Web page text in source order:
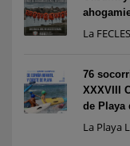
La
76
XXXVIII
de Playa
La Playa